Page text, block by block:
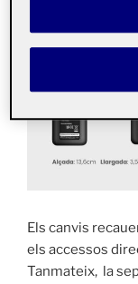
Els canvis
els accessos
Tanmateix, la